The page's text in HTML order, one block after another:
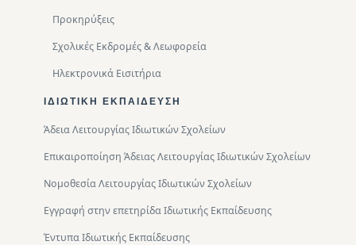
Προκηρύξεις
Σχολικές Εκδρομές & Λεωφορεία
Ηλεκτρονικά Εισιτήρια
ΙΔΙΩΤΙΚΉ ΕΚΠΑΊΔΕΥΣΗ
Άδεια Λειτουργίας Ιδιωτικών Σχολείων
Επικαιροποίηση Άδειας Λειτουργίας Ιδιωτικών Σχολείων
Νομοθεσία Λειτουργίας Ιδιωτικών Σχολείων
Εγγραφή στην επετηρίδα Ιδιωτικής Εκπαίδευσης
Έντυπα Ιδιωτικής Εκπαίδευσης